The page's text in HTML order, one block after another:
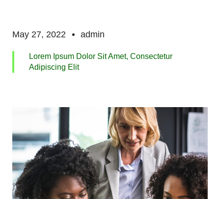
May 27, 2022 admin
Lorem Ipsum Dolor Sit Amet, Consectetur
Adipiscing Elit